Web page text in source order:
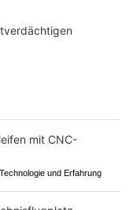
und Erfahrung